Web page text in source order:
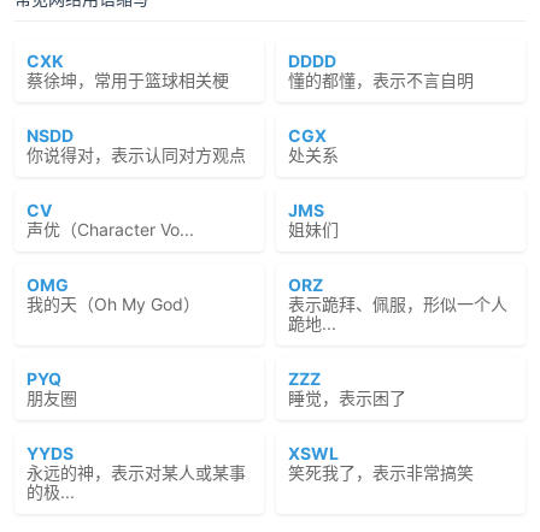
CXK
蔡徐坤，常用于篮球相关梗
DDDD
懂的都懂，表示不言自明
NSDD
你说得对，表示认同对方观点
CGX
处关系
CV
声优（Character Vo...
JMS
姐妹们
OMG
我的天（Oh My God）
ORZ
表示跪拜、佩服，形似一个人
跪地...
PYQ
朋友圈
ZZZ
睡觉，表示困了
YYDS
永远的神，表示对某人或某事
的极...
XSWL
笑死我了，表示非常搞笑